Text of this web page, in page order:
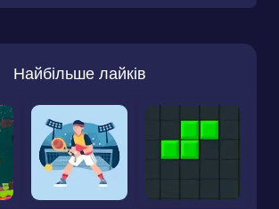
Найбільше лайків